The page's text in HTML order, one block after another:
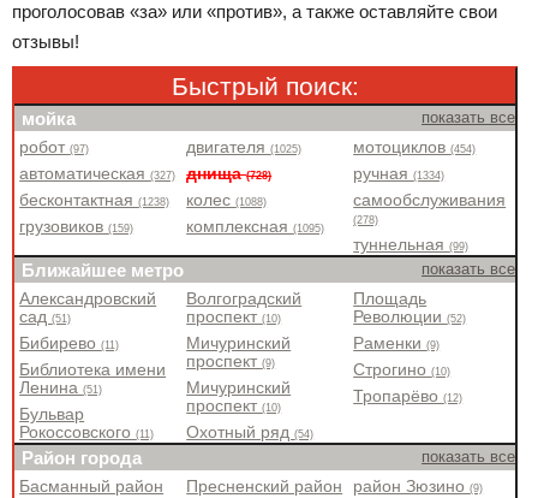
проголосовав «за» или «против», а также оставляйте свои
отзывы!
Быстрый поиск:
мойка показать все
робот(97)
автоматическая(327)
бесконтактная(1238)
грузовиков(159)
двигателя(1025)
днища(728)
колес(1088)
комплексная(1095)
мотоциклов(454)
ручная(1334)
самообслуживания
(278)
туннельная(99)
Ближайшее метро показать все
Александровский
сад(51)
Бибирево(11)
Библиотека имени
Ленина(51)
Бульвар
Рокоссовского(11)
Волгоградский
проспект(10)
Мичуринский
проспект(9)
Мичуринский
проспект(10)
Охотный ряд(54)
Площадь
Революции(52)
Раменки(9)
Строгино(10)
Тропарёво(12)
Район города показать все
Басманный район Пресненский район район Зюзино(9)